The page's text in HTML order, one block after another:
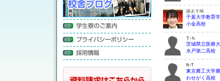
千葉大学教育
小金高校
茨城県立医療
水戸第二高校
東京農工大学
わせがく高校